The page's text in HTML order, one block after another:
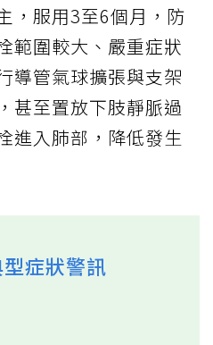
，服用3至6個月，防
範圍較大、嚴重症狀
導管氣球擴張與支架
甚至置放下肢靜脈過
進入肺部，降低發生
症狀警訊